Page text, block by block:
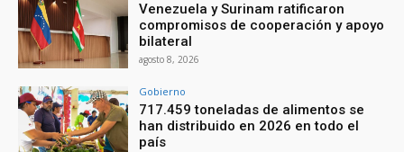
Venezuela y Surinam ratificaron
compromisos de cooperación y apoyo
bilateral
agosto 8, 2026
Gobierno
717.459 toneladas de alimentos se
han distribuido en 2026 en todo el
país